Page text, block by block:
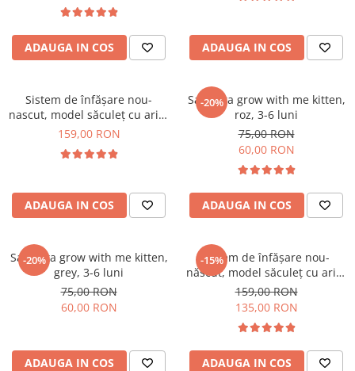
ADAUGA IN COS ADAUGA IN COS
Sistem de înfășare nou-
nascut, model săculeț cu aripi
de susținere a brațelor, 0-3
159,00 RON
ADAUGA IN COS
-20%
Salopeta grow with me kitten,
roz, 3-6 luni
75,00 RON
60,00 RON
ADAUGA IN COS
-20%
Salopeta grow with me kitten,
grey, 3-6 luni
75,00 RON
60,00 RON
ADAUGA IN COS
-15%
Sistem de înfășare nou-
născut, model săculeț cu aripi
de susținere a brațelor, 0-3
luni (3-6 kg), Vanilla
159,00 RON
135,00 RON
ADAUGA IN COS